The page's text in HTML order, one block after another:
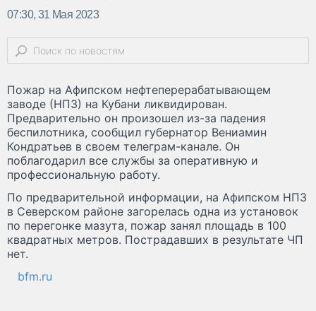
07:30, 31 Мая 2023
Пожар на Афипском нефтеперерабатывающем
заводе (НПЗ) на Кубани ликвидирован.
Предварительно он произошел из-за падения
беспилотника, сообщил губернатор Вениамин
Кондратьев в своем телеграм-канале. Он
поблагодарил все службы за оперативную и
профессиональную работу.
По предварительной информации, на Афипском НПЗ
в Северском районе загорелась одна из установок
по перегонке мазута, пожар занял площадь в 100
квадратных метров. Пострадавших в результате ЧП
нет.
bfm.ru